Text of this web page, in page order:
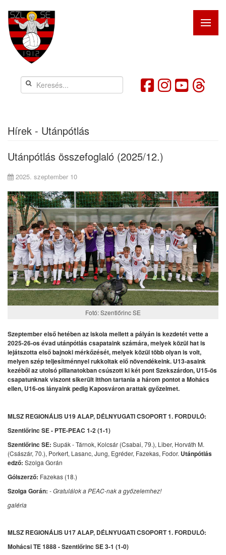
Hírek - Utánpótlás
Utánpótlás összefoglaló (2025/12.)
2025. szeptember 10
Fotó: Szentlőrinc SE
Szeptember első hetében az iskola mellett a pályán is kezdetét vette a
2025-26-os évad utánpótlás csapataink számára, melyek közül hat is
lejátszotta első bajnoki mérkőzését, melyek közül több olyan is volt,
melyen szép teljesítménnyel rukkoltak elő növendékeink. U13-asaink
kezéből az utolsó pillanatokban csúszott ki két pont Szekszárdon, U15-ös
csapatunknak viszont sikerült itthon tartania a három pontot a Mohács
ellen, U16-os lányaink pedig Kaposváron arattak győzelmet.
MLSZ REGIONÁLIS U19 ALAP, DÉLNYUGATI CSOPORT 1. FORDULÓ:
Szentlőrinc SE - PTE-PEAC 1-2 (1-1)
Szentlőrinc SE: Supák - Tárnok, Kolcsár (Csabai, 79.), Liber, Horváth M.
(Császár, 70.), Porkert, Lasanc, Jung, Egréder, Fazekas, Fodor. Utánpótlás
edző: Szolga Gorán
Gólszerző: Fazekas (18.)
Szolga Gorán: - Gratulálok a PEAC-nak a győzelemhez!
galéria
MLSZ REGIONÁLIS U17 ALAP, DÉLNYUGATI CSOPORT 1. FORDULÓ:
Mohácsi TE 1888 - Szentlőrinc SE 3-1 (1-0)